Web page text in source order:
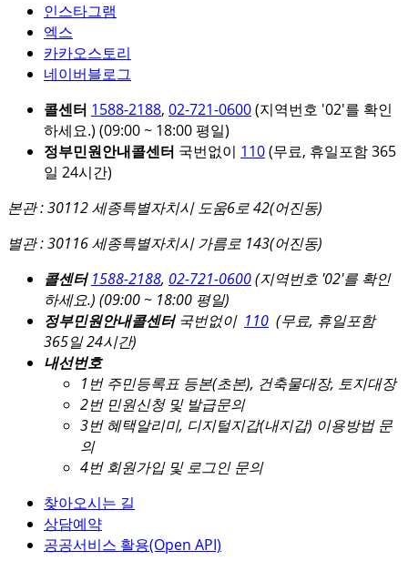
인스타그램
엑스
카카오스토리
네이버블로그
콜센터 1588-2188, 02-721-0600(지역번호 '02'를 확인
하세요.) (09:00 ~ 18:00 평일)
정부민원안내콜센터 국번없이 110(무료, 휴일포함 365
일 24시간)
본관 : 30112 세종특별자치시 도움6로 42(어진동)
별관 : 30116 세종특별자치시 가름로 143(어진동)
콜센터 1588-2188, 02-721-0600(지역번호 '02'를 확인
하세요.) (09:00 ~ 18:00 평일)
정부민원안내콜센터국번없이 110 (무료, 휴일포함
365일 24시간)
내선번호
1번 주민등록표 등본(초본), 건축물대장, 토지대장
2번 민원신청 및 발급문의
3번 혜택알리미, 디지털지갑(내지갑) 이용방법 문
의
4번 회원가입 및 로그인 문의
찾아오시는 길
상담예약
공공서비스 활용(Open API)